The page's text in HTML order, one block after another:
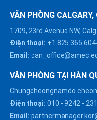
VĂN PHÒNG CALGARY,
1709, 23rd Avenue NW,
Điện thoại:
Email:
VĂN PHÒNG TẠI HÀN
Chungcheongnamdo
Điện thoại: 010 - 9242 -
Email:
HÀ